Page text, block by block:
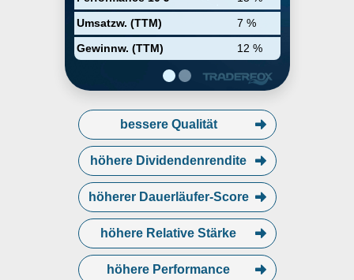
Umsatzw. (TTM)
7 %
Gewinnw. (TTM)
12 %
etwa 30 %, China etwa 20 % und
der Rest der Welt etwa 20 %.
bessere Qualität
höhere Dividendenrendite
höherer Dauerläufer-Score
höhere Relative Stärke
höhere Performance